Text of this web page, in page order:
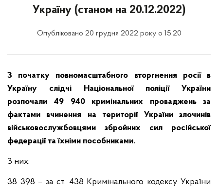
Україну (станом на 20.12.2022)
Опубліковано 20 грудня 2022 року о 15:20
З початку повномасштабного вторгнення росії в
Україну слідчі Національної поліції України
розпочали 49 940 кримінальних проваджень за
фактами вчинення на території України злочинів
військовослужбовцями збройних сил російської
федерації та їхніми пособниками.
З них:
38 398 – за ст. 438 Кримінального кодексу України